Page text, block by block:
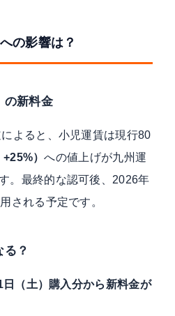
の影響は？
の新料金
によると、小児運賃は現行80
+25%）への値上げが九州運
。最終的な認可後、2026年
される予定です。
？
（土）購入分から新料金が